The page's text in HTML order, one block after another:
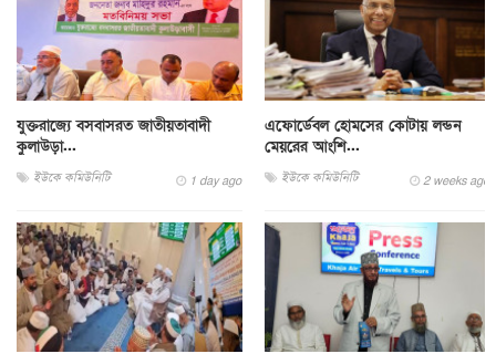
যুক্তরাজ্যে বসবাসরত জাতীয়তাবাদী
কুলাউড়া...
ইউকে কমিউনিটি 1 day ago
এফোর্ডেবল হোমসের কোটায় লন্ডন
মেয়রের আংশি...
ইউকে কমিউনিটি 2 weeks ago